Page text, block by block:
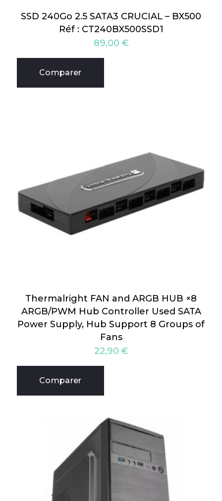
SSD 240Go 2.5 SATA3 CRUCIAL – BX500
Réf : CT240BX500SSD1
89,00 €
Comparer
Thermalright FAN and ARGB HUB ×8
ARGB/PWM Hub Controller Used SATA
Power Supply, Hub Support 8 Groups of
Fans
22,90 €
Comparer